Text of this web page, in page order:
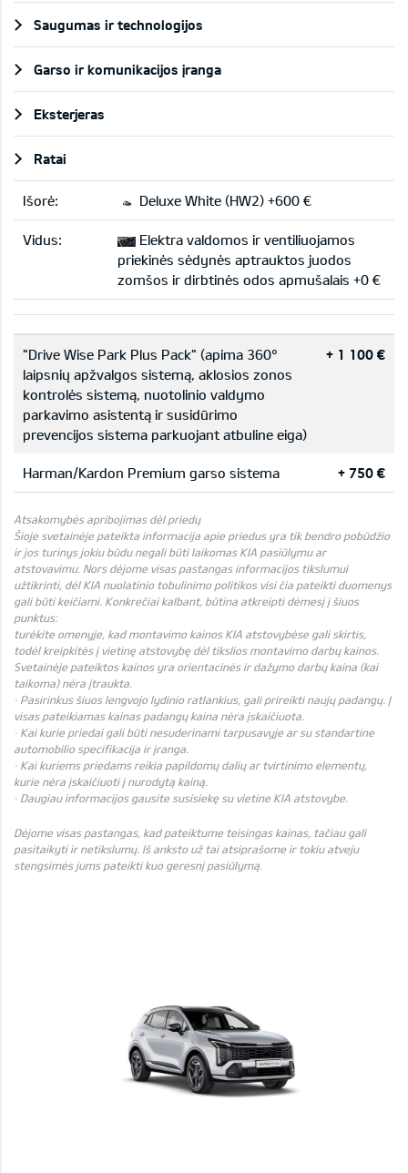
Saugumas ir technologijos
Garso ir komunikacijos įranga
Eksterjeras
Ratai
Išorė: Deluxe White (HW2) +600 €
Vidus:
Elektra valdomos ir ventiliuojamos
priekinės sėdynės aptrauktos juodos
zomšos ir dirbtinės odos apmušalais +0 €
"Drive Wise Park Plus Pack" (apima 360°
laipsnių apžvalgos sistemą, aklosios zonos
kontrolės sistemą, nuotolinio valdymo
parkavimo asistentą ir susidūrimo
prevencijos sistema parkuojant atbuline eiga)
+ 1 100 €
Harman/Kardon Premium garso sistema + 750 €
Atsakomybės apribojimas dėl priedų
Šioje svetainėje pateikta informacija apie priedus yra tik bendro pobūdžio
ir jos turinys jokiu būdu negali būti laikomas KIA pasiūlymu ar
atstovavimu. Nors dėjome visas pastangas informacijos tikslumui
užtikrinti, dėl KIA nuolatinio tobulinimo politikos visi čia pateikti duomenys
gali būti keičiami. Konkrečiai kalbant, būtina atkreipti dėmesį į šiuos
punktus:
turėkite omenyje, kad montavimo kainos KIA atstovybėse gali skirtis,
todėl kreipkitės į vietinę atstovybę dėl tikslios montavimo darbų kainos.
Svetainėje pateiktos kainos yra orientacinės ir dažymo darbų kaina (kai
taikoma) nėra įtraukta.
· Pasirinkus šiuos lengvojo lydinio ratlankius, gali prireikti naujų padangų. Į
visas pateikiamas kainas padangų kaina nėra įskaičiuota.
· Kai kurie priedai gali būti nesuderinami tarpusavyje ar su standartine
automobilio specifikacija ir įranga.
· Kai kuriems priedams reikia papildomų dalių ar tvirtinimo elementų,
kurie nėra įskaičiuoti į nurodytą kainą.
· Daugiau informacijos gausite susisiekę su vietine KIA atstovybe.
Dėjome visas pastangas, kad pateiktume teisingas kainas, tačiau gali
pasitaikyti ir netikslumų. Iš anksto už tai atsiprašome ir tokiu atveju
stengsimės jums pateikti kuo geresnį pasiūlymą.